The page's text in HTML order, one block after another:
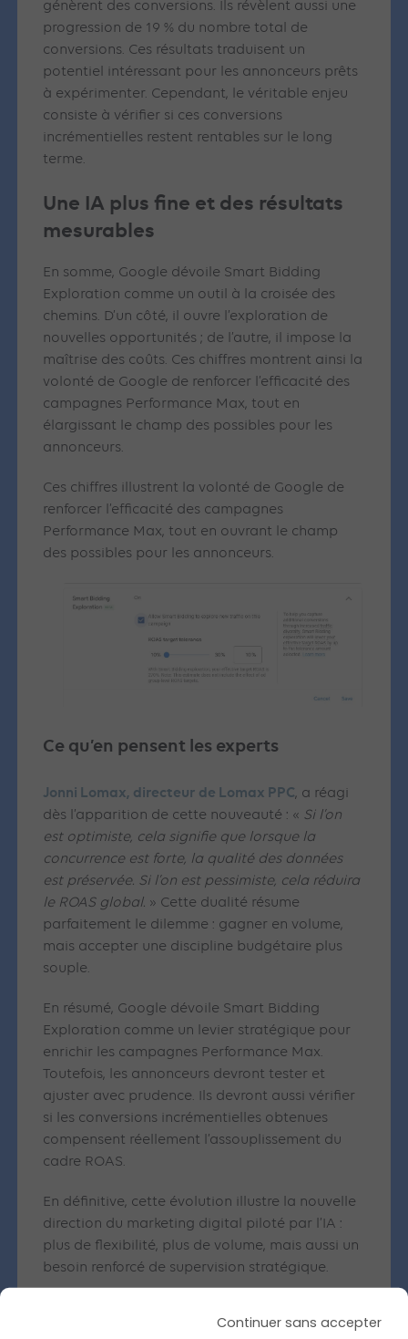
génèrent des conversions. Ils révèlent aussi une
progression de 19 % du nombre total de
conversions. Ces résultats traduisent un
potentiel intéressant pour les annonceurs prêts
à expérimenter. Cependant, le véritable enjeu
consiste à vérifier si ces conversions
incrémentielles restent rentables sur le long
terme.
Une IA plus fine et des résultats
mesurables
En somme, Google dévoile Smart Bidding
Exploration comme un outil à la croisée des
chemins. D’un côté, il ouvre l’exploration de
nouvelles opportunités ; de l’autre, il impose la
maîtrise des coûts. Ces chiffres montrent ainsi la
volonté de Google de renforcer l’efficacité des
campagnes Performance Max, tout en
élargissant le champ des possibles pour les
annonceurs.
Ces chiffres illustrent la volonté de Google de
renforcer l’efficacité des campagnes
Performance Max, tout en ouvrant le champ
des possibles pour les annonceurs.
Ce qu’en pensent les experts
Jonni Lomax, directeur de Lomax PPC, a réagi
dès l’apparition de cette nouveauté : « Si l’on
est optimiste, cela signifie que lorsque la
concurrence est forte, la qualité des données
est préservée. Si l’on est pessimiste, cela réduira
le ROAS global. » Cette dualité résume
parfaitement le dilemme : gagner en volume,
mais accepter une discipline budgétaire plus
souple.
En résumé, Google dévoile Smart Bidding
Exploration comme un levier stratégique pour
enrichir les campagnes Performance Max.
Toutefois, les annonceurs devront tester et
ajuster avec prudence. Ils devront aussi vérifier
si les conversions incrémentielles obtenues
compensent réellement l’assouplissement du
cadre ROAS.
En définitive, cette évolution illustre la nouvelle
direction du marketing digital piloté par l’IA :
plus de flexibilité, plus de volume, mais aussi un
besoin renforcé de supervision stratégique.
commerce et activer ces nouveaux leviers ?
Continuer sans accepter